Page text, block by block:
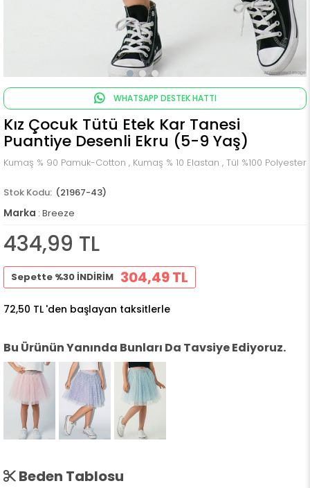
WHATSAPP DESTEK HATTI
Kız Çocuk Tütü Etek Kar Tanesi
Puantiye Desenli Ekru (5-9 Yaş)
Kumaş % 90 Pamuk-Cotton , Kumaş % 10 Elastan , Tül %100 Polyester
(21967-43)
Marka : Breeze
434,99 TL
Sepette %30 İNDİRİM 304,49 TL
72,50 TL 'den başlayan taksitlerle
Bu Ürünün Yanında Bunları Da Tavsiye Ediyoruz.
Beden Tablosu